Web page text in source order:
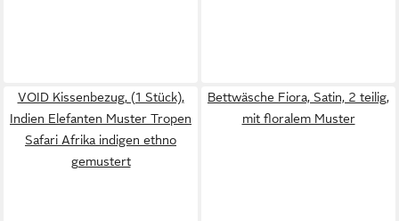
VOID Kissenbezug, (1 Stück),
Indien Elefanten Muster Tropen
Safari Afrika indigen ethno
gemustert
Bettwäsche Fiora, Satin, 2 teilig,
mit floralem Muster